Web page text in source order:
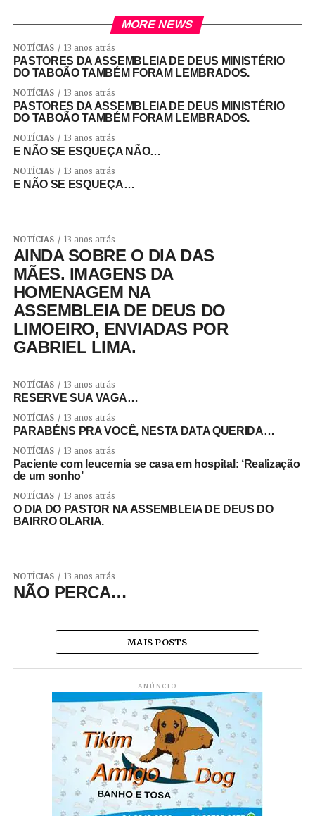
MORE NEWS
NOTÍCIAS 13 anos atrás
PASTORES DA ASSEMBLEIA DE DEUS MINISTÉRIO
DO TABOÃO TAMBÉM FORAM LEMBRADOS.
NOTÍCIAS 13 anos atrás
PASTORES DA ASSEMBLEIA DE DEUS MINISTÉRIO
DO TABOÃO TAMBÉM FORAM LEMBRADOS.
NOTÍCIAS 13 anos atrás
E NÃO SE ESQUEÇA NÃO…
NOTÍCIAS 13 anos atrás
E NÃO SE ESQUEÇA…
NOTÍCIAS 13 anos atrás
AINDA SOBRE O DIA DAS
MÃES. IMAGENS DA
HOMENAGEM NA
ASSEMBLEIA DE DEUS DO
LIMOEIRO, ENVIADAS POR
GABRIEL LIMA.
NOTÍCIAS 13 anos atrás
RESERVE SUA VAGA…
NOTÍCIAS 13 anos atrás
PARABÉNS PRA VOCÊ, NESTA DATA QUERIDA…
NOTÍCIAS 13 anos atrás
Paciente com leucemia se casa em hospital: ‘Realização
de um sonho’
NOTÍCIAS 13 anos atrás
O DIA DO PASTOR NA ASSEMBLEIA DE DEUS DO
BAIRRO OLARIA.
NOTÍCIAS 13 anos atrás
NÃO PERCA…
MAIS POSTS
ANÚNCIO